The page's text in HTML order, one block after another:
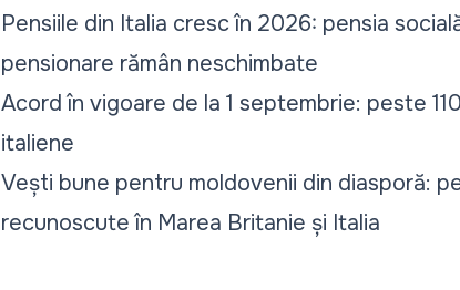
Pensiile din Italia cresc în 2026: pensia
pensionare rămân neschimbate
Acord în vigoare de la 1 septembrie: peste
italiene
Vești bune pentru moldovenii din diasporă:
recunoscute în Marea Britanie și Italia